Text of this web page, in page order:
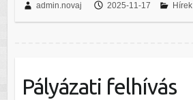
admin.novaj 2025-11-17 Hírek
Pályázati felhívás